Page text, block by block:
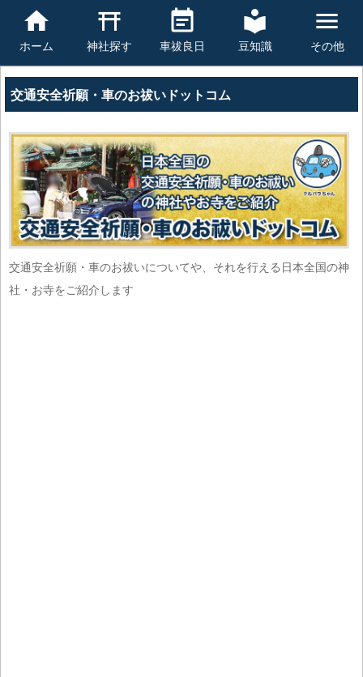
ホーム 神社探す 車祓良日 豆知識 その他
交通安全祈願・車のお祓いドットコム
交通安全祈願・車のお祓いについてや、それを行える日本全国の神
社・お寺をご紹介します